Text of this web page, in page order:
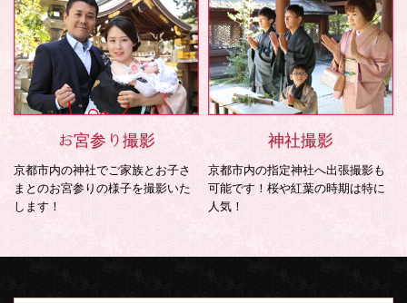
お宮参り撮影
京都市内の神社でご家族とお子さ
まとのお宮参りの様子を撮影いた
します！
神社撮影
京都市内の指定神社へ出張撮影も
可能です！桜や紅葉の時期は特に
人気！